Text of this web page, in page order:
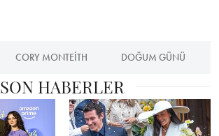
CORY MONTEITH DOĞUM GÜNÜ
SON HABERLER